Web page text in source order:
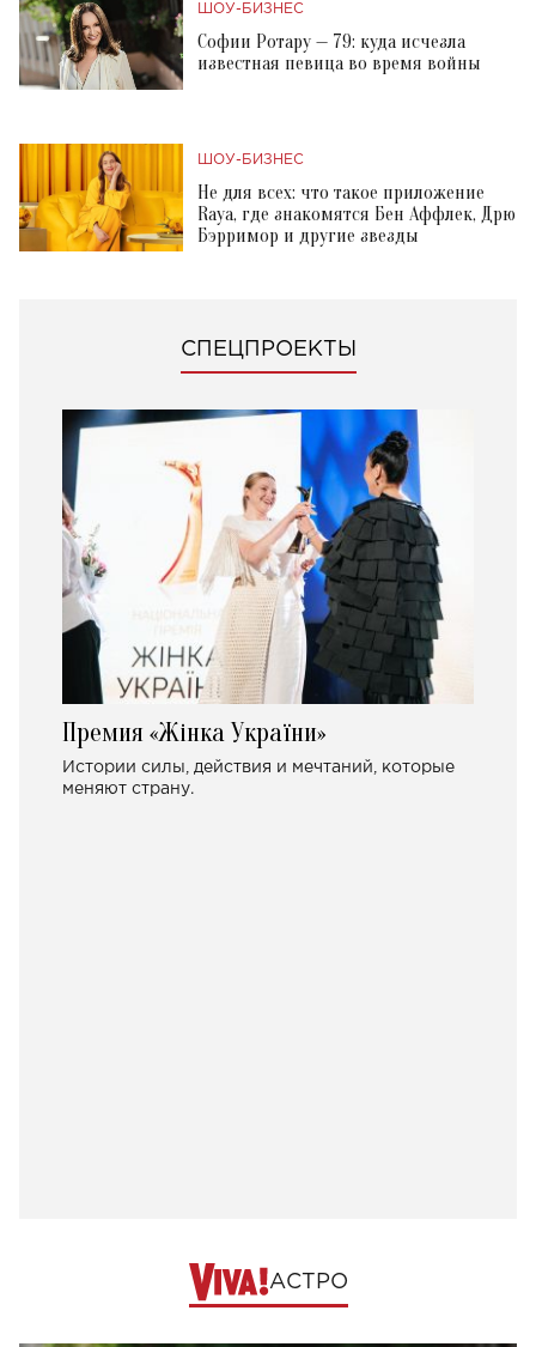
ШОУ-БИЗНЕС
Софии Ротару — 79: куда исчезла
известная певица во время войны
ШОУ-БИЗНЕС
Не для всех: что такое приложение
Raya, где знакомятся Бен Аффлек, Дрю
Бэрримор и другие звезды
СПЕЦПРОЕКТЫ
Премия «Жінка України»
Истории силы, действия и мечтаний, которые
меняют страну.
АСТРО